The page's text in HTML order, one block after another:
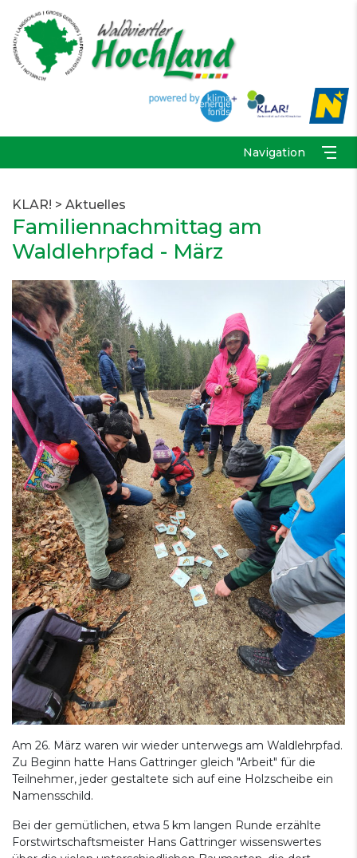
Navigation
KLAR! > Aktuelles
Familiennachmittag am
Waldlehrpfad - März
Am 26. März waren wir wieder unterwegs am Waldlehrpfad.
Zu Beginn hatte Hans Gattringer gleich "Arbeit" für die
Teilnehmer, jeder gestaltete sich auf eine Holzscheibe ein
Namensschild.
Bei der gemütlichen, etwa 5 km langen Runde erzählte
Forstwirtschaftsmeister Hans Gattringer wissenswertes